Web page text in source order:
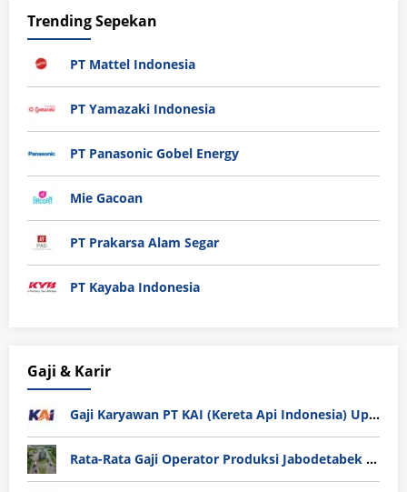
Trending Sepekan
PT Mattel Indonesia
PT Yamazaki Indonesia
PT Panasonic Gobel Energy
Mie Gacoan
PT Prakarsa Alam Segar
PT Kayaba Indonesia
Gaji & Karir
Gaji Karyawan PT KAI (Kereta Api Indonesia) Update 2025
Rata-Rata Gaji Operator Produksi Jabodetabek 2025: Bedah Tuntas UMK, Lemburan, dan Realita Hidup Buruh